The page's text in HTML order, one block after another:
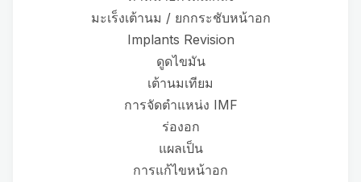
มะเร็งเต้านม / ยกกระชับหน้าอก
Implants Revision
ดูดไขมัน
เต้านมเทียม
การจัดตำแหน่ง IMF
ร่องอก
แผลเป็น
การแก้ไขหน้าอก